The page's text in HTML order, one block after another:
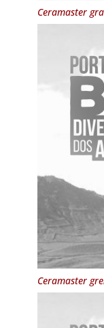
Ceramaster
Ceramaster